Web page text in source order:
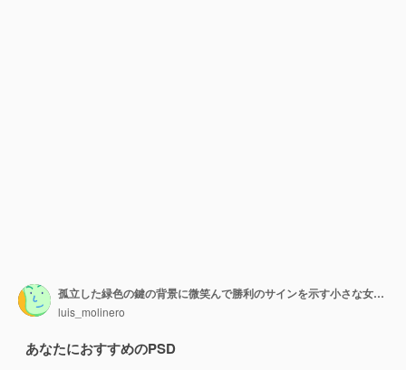
孤立した緑色の鍵の背景に微笑んで勝利のサインを示す小さな女の子
luis_molinero
あなたにおすすめのPSD